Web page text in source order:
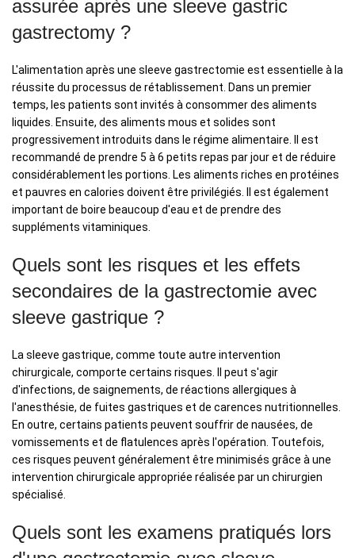
assurée après une sleeve gastric
gastrectomy ?
L'alimentation après une sleeve gastrectomie est essentielle à la
réussite du processus de rétablissement. Dans un premier
temps, les patients sont invités à consommer des aliments
liquides. Ensuite, des aliments mous et solides sont
progressivement introduits dans le régime alimentaire. Il est
recommandé de prendre 5 à 6 petits repas par jour et de réduire
considérablement les portions. Les aliments riches en protéines
et pauvres en calories doivent être privilégiés. Il est également
important de boire beaucoup d'eau et de prendre des
suppléments vitaminiques.
Quels sont les risques et les effets
secondaires de la gastrectomie avec
sleeve gastrique ?
La sleeve gastrique, comme toute autre intervention
chirurgicale, comporte certains risques. Il peut s'agir
d'infections, de saignements, de réactions allergiques à
l'anesthésie, de fuites gastriques et de carences nutritionnelles.
En outre, certains patients peuvent souffrir de nausées, de
vomissements et de flatulences après l'opération. Toutefois,
ces risques peuvent généralement être minimisés grâce à une
intervention chirurgicale appropriée réalisée par un chirurgien
spécialisé.
Quels sont les examens pratiqués lors